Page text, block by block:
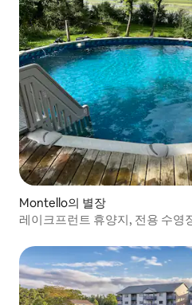
Montello의 별장
레이크프런트 휴양지, 전용 수영